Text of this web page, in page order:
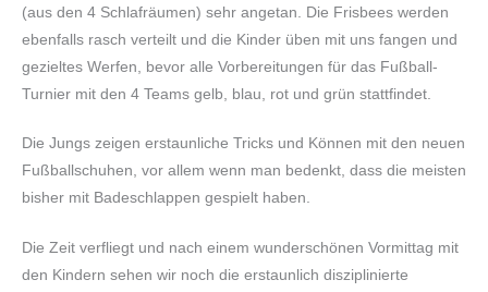
(aus den 4 Schlafräumen) sehr angetan. Die Frisbees werden
ebenfalls rasch verteilt und die Kinder üben mit uns fangen und
gezieltes Werfen, bevor alle Vorbereitungen für das Fußball-
Turnier mit den 4 Teams gelb, blau, rot und grün stattfindet.
Die Jungs zeigen erstaunliche Tricks und Können mit den neuen
Fußballschuhen, vor allem wenn man bedenkt, dass die meisten
bisher mit Badeschlappen gespielt haben.
Die Zeit verfliegt und nach einem wunderschönen Vormittag mit
den Kindern sehen wir noch die erstaunlich disziplinierte